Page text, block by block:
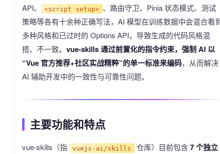
API、
<script setup> 、路由守卫、Pinia 状态模式、测试
策略等各有十余种正确写法，AI 模型在训练数据中会混合看
多种风格和已过时的 Options API，导致生成的代码风格混
搭、不一致。 vue-skills 通过前置化的指令约束，强制 AI 以
“Vue 官方推荐+社区实战精粹”的单一标准来编码，从而解决
AI 辅助开发中的一致性与可靠性问题。
主要功能和特点
vue-skills（指 vuejs-ai/skills 仓库）目前包含7 个独立